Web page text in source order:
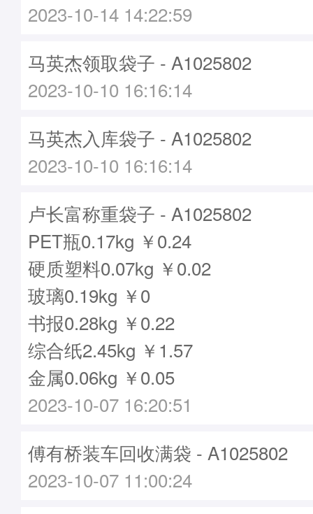
2023-10-14 14:22:59
马英杰领取袋子 - A1025802
2023-10-10 16:16:14
马英杰入库袋子 - A1025802
2023-10-10 16:16:14
卢长富称重袋子 - A1025802
PET瓶0.17kg ￥0.24
硬质塑料0.07kg ￥0.02
玻璃0.19kg ￥0
书报0.28kg ￥0.22
综合纸2.45kg ￥1.57
金属0.06kg ￥0.05
2023-10-07 16:20:51
傅有桥装车回收满袋 - A1025802
2023-10-07 11:00:24